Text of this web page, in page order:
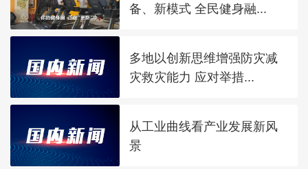
备、新模式 全民健身融...
多地以创新思维增强防灾减
灾救灾能力 应对举措...
从工业曲线看产业发展新风
景